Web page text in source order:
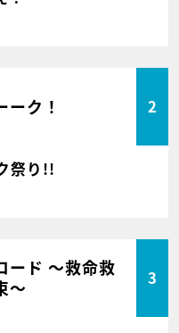
ーク！ 2
祭り!!
ード ～救命救
～
3